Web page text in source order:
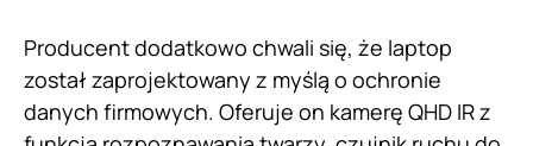
Producent dodatkowo chwali się, że laptop
został zaprojektowany z myślą o ochronie
danych firmowych. Oferuje on kamerę QHD IR z